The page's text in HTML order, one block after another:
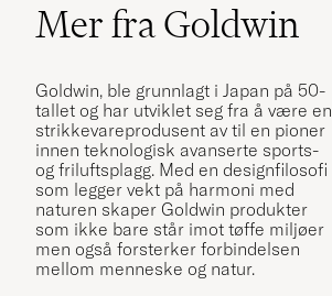
Mer fra Goldwin
Goldwin, ble grunnlagt i Japan på 50-
tallet og har utviklet seg fra å være en
strikkevareprodusent av til en pioner
innen teknologisk avanserte sports-
og friluftsplagg. Med en designfilosofi
som legger vekt på harmoni med
naturen skaper Goldwin produkter
som ikke bare står imot tøffe miljøer
men også forsterker forbindelsen
mellom menneske og natur.